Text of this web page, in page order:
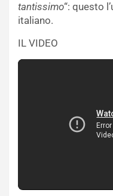
tantissimo“: questo
italiano.
IL VIDEO